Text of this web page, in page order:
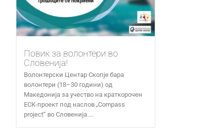
Повик за волонтери во
Словенија!
Волонтерски Центар Скопје бара
волонтери (18–30 години) од
Македонија за учество на краткорочен
ЕСК-проект под наслов „Compass
project“ во Словенија....